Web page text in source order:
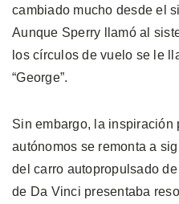
cambiado mucho desde el
Aunque Sperry llamó al
los círculos de vuelo se le
“George”.
Sin embargo, la
autónomos se remonta a
del carro autopropulsado
de Da Vinci presentaba